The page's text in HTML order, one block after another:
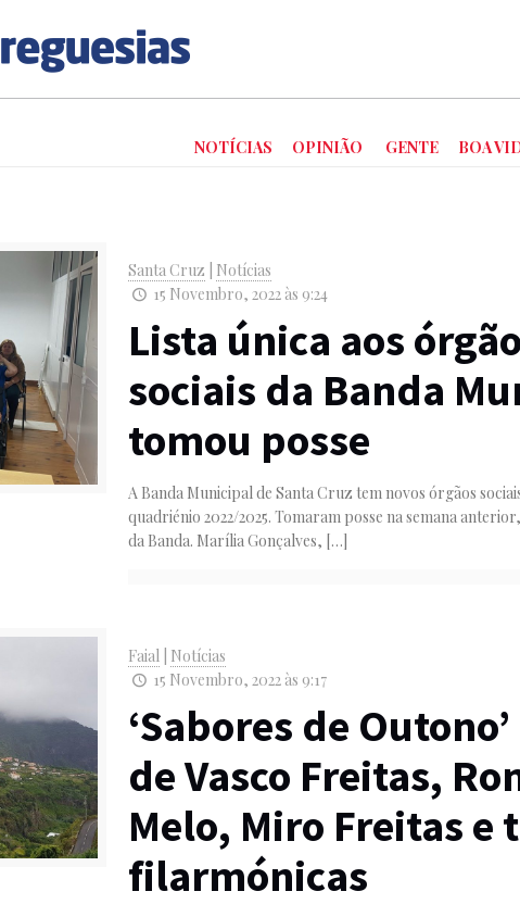
NOTÍCIAS OPINIÃO GENTE BOA
Santa Cruz
Notícias
15 Novembro, 2022 às 9:24
Lista única aos
sociais da Banda
tomou posse
A Banda Municipal de Santa Cruz tem novos órgãos
quadriénio 2022/2025. Tomaram posse na semana
da Banda. Marília Gonçalves, […]
Faial Notícias
15 Novembro, 2022 às 9:17
‘Sabores de
de Vasco Freitas,
Melo, Miro Freitas e
filarmónicas